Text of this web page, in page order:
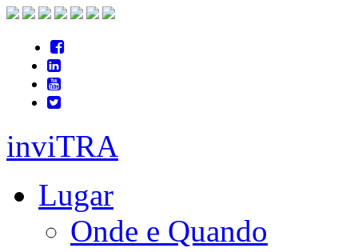
inviTRA
Lugar
Onde e Quando